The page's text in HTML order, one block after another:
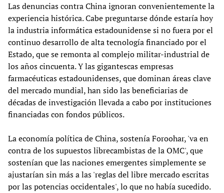
Las denuncias contra China ignoran convenientemente la
experiencia histórica. Cabe preguntarse dónde estaría hoy
la industria informática estadounidense si no fuera por el
continuo desarrollo de alta tecnología financiado por el
Estado, que se remonta al complejo militar-industrial de
los años cincuenta. Y las gigantescas empresas
farmacéuticas estadounidenses, que dominan áreas clave
del mercado mundial, han sido las beneficiarias de
décadas de investigación llevada a cabo por instituciones
financiadas con fondos públicos.
La economía política de China, sostenía Foroohar, 'va en
contra de los supuestos librecambistas de la OMC', que
sostenían que las naciones emergentes simplemente se
ajustarían sin más a las 'reglas del libre mercado escritas
por las potencias occidentales', lo que no había sucedido.